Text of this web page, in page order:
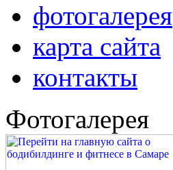
фотогалерея
карта сайта
контакты
Фотогалерея